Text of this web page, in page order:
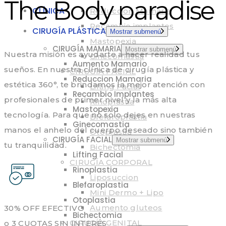
Reduccion Mamaria
Recambio implantes
Mastopexia
Ginecomastia
CIRUGÍA FACIAL
Lifting Facial
Rinoplastia
Blefaroplastia
Otoplastia
Bichectomia
CIRUGÍA CORPORAL
Liposuccion
Mini Dermo + Lipo
Aumento gluteos
CIRUGÍA GENITAL
CLÍNICA
CIRUGÍA PLÁSTICA
Mostrar submenú
CIRUGÍA MAMARIA Mostrar submenú
Aumento Mamario
Reduccion Mamaria
Recambio Implantes
Mastopexia
Ginecomastia
CIRUGÍA FACIAL
Mostrar submenú
Lifting Facial
Rinoplastia
Blefaroplastia
Otoplastia
Bichectomia
The Body paradise
Nuestra misión es ayudarte a hacer realidad tus
sueños. En nuestra clínica de cirugía plástica y
estética 360°, te brindamos la mejor atención con
profesionales de primer nivel y la más alta
tecnología. Para que no solo dejes en nuestras
manos el anhelo del cuerpo deseado sino también
tu tranquilidad.
30% OFF EFECTIVO
o 3 CUOTAS SIN INTERÉS